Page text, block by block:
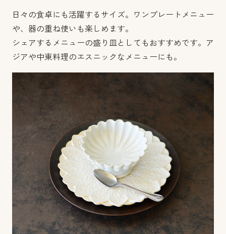
日々の食卓にも活躍するサイズ。ワンプレートメニュー
や、器の重ね使いも楽しめます。
シェアするメニューの盛り皿としてもおすすめです。ア
ジアや中東料理のエスニックなメニューにも。